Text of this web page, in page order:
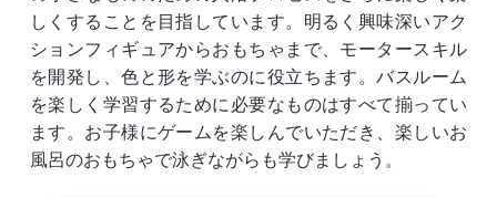
しくすることを目指しています。明るく興味深いアク
ションフィギュアからおもちゃまで、モータースキル
を開発し、色と形を学ぶのに役立ちます。バスルーム
を楽しく学習するために必要なものはすべて揃ってい
ます。お子様にゲームを楽しんでいただき、楽しいお
風呂のおもちゃで泳ぎながらも学びましょう。